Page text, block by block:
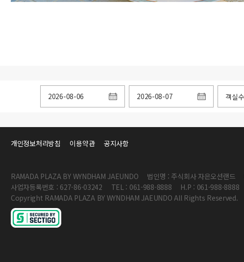
개인정보처리방침 이용약관 공지사항
RAMADA PLAZA BY WYNDHAM JAEUNDO 법인명 : 주식회사 자은오션랜드
사업자등록번호 : 627-86-03242
TEL : 061-988-8888 H.P : 061-988-8888
Copyright RAMADA PLAZA BY WYNDHAM JAEUNDO All Rights Reserved.